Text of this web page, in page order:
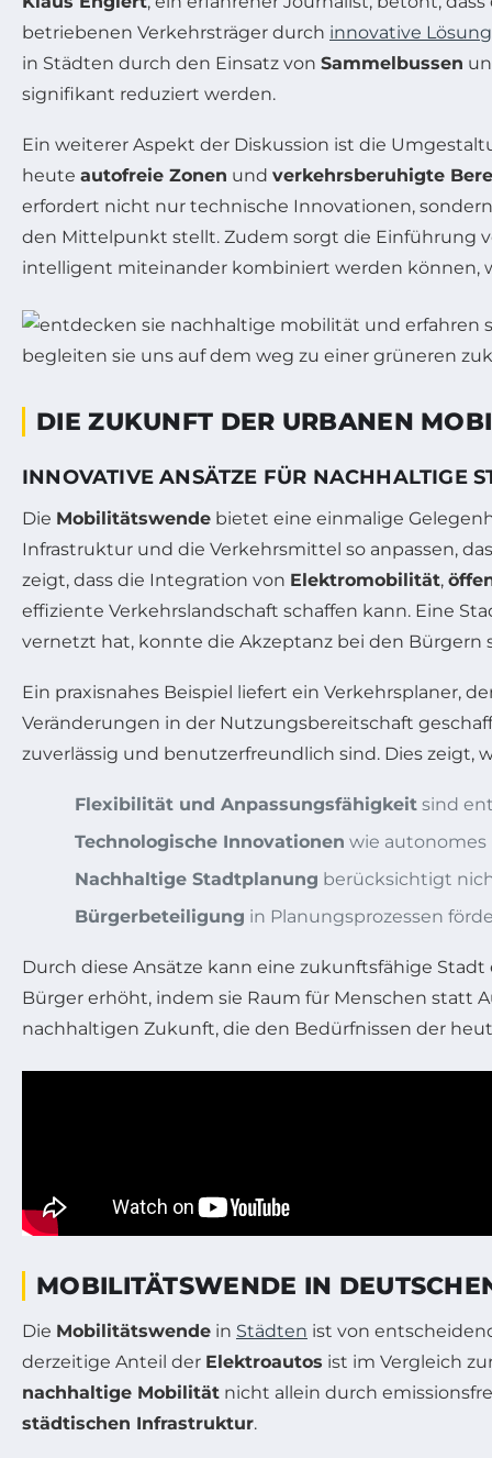
betriebenen Verkehrsträger durch innovative
in Städten durch den Einsatz von Sammelbussen
signifikant reduziert werden.
Ein weiterer Aspekt der Diskussion ist die
heute autofreie Zonen und verkehrsberuhigte
erfordert nicht nur technische Innovationen,
den Mittelpunkt stellt. Zudem sorgt die Einführung
intelligent miteinander kombiniert werden können,
DIE ZUKUNFT DER URBANEN
INNOVATIVE ANSÄTZE FÜR NACHHALTIGE
Die Mobilitätswende bietet eine einmalige
Infrastruktur und die Verkehrsmittel so anpassen,
zeigt, dass die Integration von Elektromobilität,
effiziente Verkehrslandschaft schaffen kann. Eine
vernetzt hat, konnte die Akzeptanz bei den Bürgern
Ein praxisnahes Beispiel liefert ein Verkehrsplaner,
Veränderungen in der Nutzungsbereitschaft
zuverlässig und benutzerfreundlich sind. Dies zeigt,
Flexibilität und Anpassungsfähigkeit sind
Technologische Innovationen wie autonomes
Nachhaltige Stadtplanung berücksichtigt
Bürgerbeteiligung in Planungsprozessen
Durch diese Ansätze kann eine zukunftsfähige
Bürger erhöht, indem sie Raum für Menschen statt
nachhaltigen Zukunft, die den Bedürfnissen der
MOBILITÄTSWENDE IN
Die Mobilitätswende in Städten ist von
derzeitige Anteil der Elektroautos ist im Vergleich
nachhaltige Mobilität nicht allein durch
städtischen Infrastruktur.